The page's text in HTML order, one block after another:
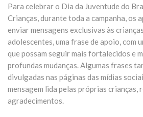
Para celebrar o Dia da Juventude do
Crianças, durante toda a campanha, os
enviar mensagens exclusivas às
adolescentes, uma frase de apoio, com
que possam seguir mais fortalecidos e
profundas mudanças. Algumas frases
divulgadas nas páginas das mídias
mensagem lida pelas próprias crianças,
agradecimentos.